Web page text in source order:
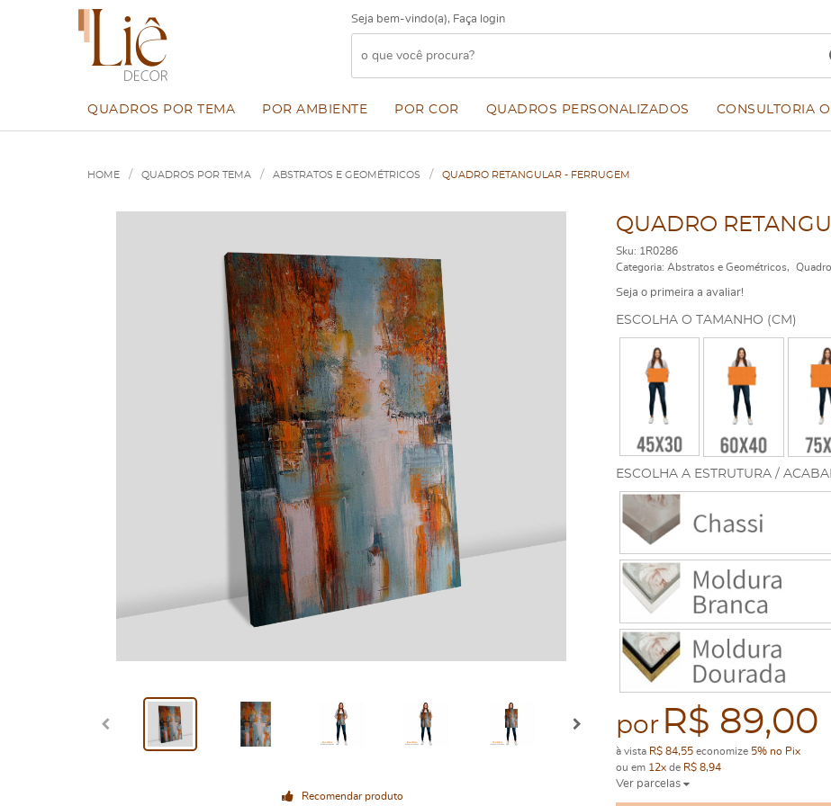
Seja bem-vindo(a), Faça login
QUADROS POR TEMA POR AMBIENTE POR COR QUADROS PERSONALIZADOS CONSULTORIA
HOME QUADROS POR TEMA ABSTRATOS E GEOMÉTRICOS QUADRO RETANGULAR - FERRUGEM
Recomendar produto
QUADRO
Sku: 1R0286
Categoria: Abstratos e Geométricos
Seja o primeira a avaliar!
ESCOLHA A ESTRUTURA /
ESCOLHA O TAMANHO (CM)
por R$ 89,00
à vista R$ 84,55economize 5% no Pix
ou em 12xde R$ 8,94
Ver parcelas